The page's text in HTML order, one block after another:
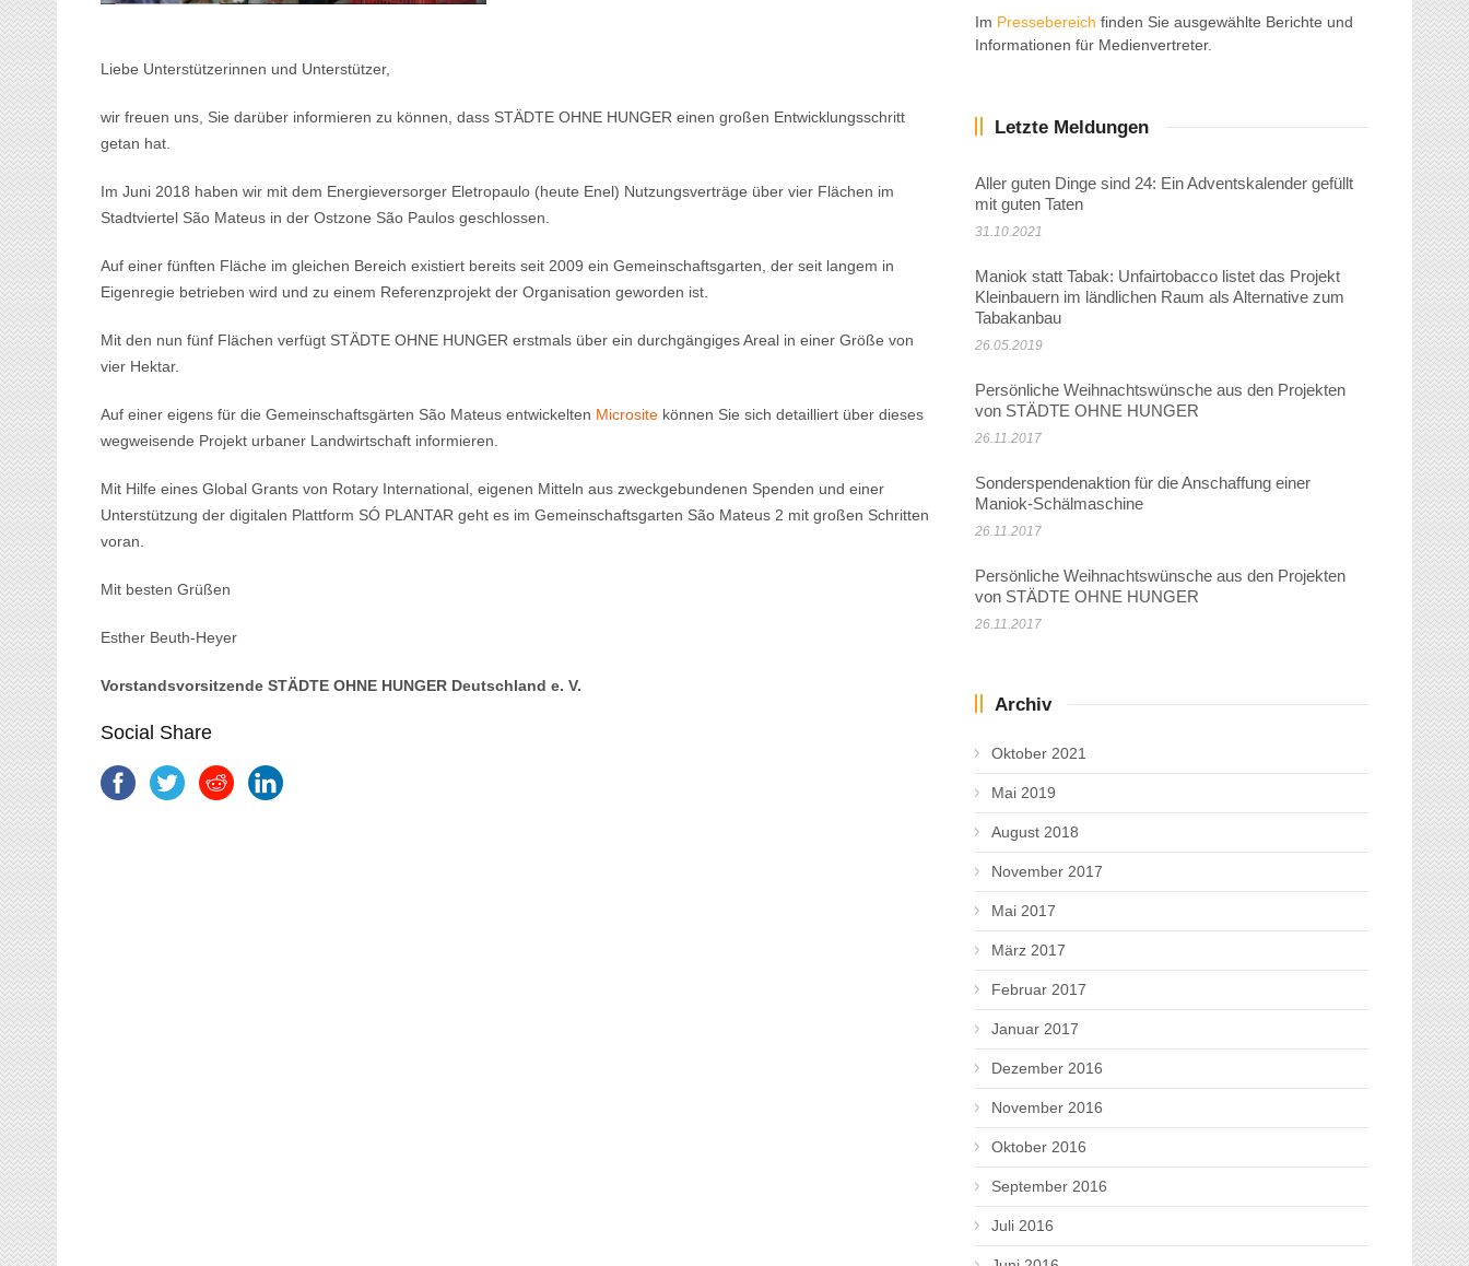
Liebe Unterstützerinnen und Unterstützer,
wir freuen uns, Sie darüber informieren zu können, dass STÄDTE OHNE HUNGER einen großen Entwicklungsschritt
getan hat.
Im Juni 2018 haben wir mit dem Energieversorger Eletropaulo (heute Enel) Nutzungsverträge über vier Flächen im
Stadtviertel São Mateus in der Ostzone São Paulos geschlossen.
Auf einer fünften Fläche im gleichen Bereich existiert bereits seit 2009 ein Gemeinschaftsgarten, der seit langem in
Eigenregie betrieben wird und zu einem Referenzprojekt der Organisation geworden ist.
Mit den nun fünf Flächen verfügt STÄDTE OHNE HUNGER erstmals über ein durchgängiges Areal in einer Größe von
vier Hektar.
Auf einer eigens für die Gemeinschaftsgärten São Mateus entwickelten Microsite können Sie sich detailliert über dieses
wegweisende Projekt urbaner Landwirtschaft informieren.
Mit Hilfe eines Global Grants von Rotary International, eigenen Mitteln aus zweckgebundenen Spenden und einer
Unterstützung der digitalen Plattform SÓ PLANTAR geht es im Gemeinschaftsgarten São Mateus 2 mit großen Schritten
voran.
Mit besten Grüßen
Esther Beuth-Heyer
Vorstandsvorsitzende STÄDTE OHNE HUNGER Deutschland e. V.
Social Share
Im Pressebereich finden Sie ausgewählte Berichte und
Informationen für Medienvertreter.
Letzte Meldungen
Aller guten Dinge sind 24: Ein Adventskalender gefüllt
mit guten Taten
31.10.2021
Maniok statt Tabak: Unfairtobacco listet das Projekt
Kleinbauern im ländlichen Raum als Alternative zum
Tabakanbau
26.05.2019
Persönliche Weihnachtswünsche aus den Projekten
von STÄDTE OHNE HUNGER
26.11.2017
Sonderspendenaktion für die Anschaffung einer
Maniok-Schälmaschine
26.11.2017
Persönliche Weihnachtswünsche aus den Projekten
von STÄDTE OHNE HUNGER
26.11.2017
Archiv
Oktober 2021
Mai 2019
August 2018
November 2017
Mai 2017
März 2017
Februar 2017
Januar 2017
Dezember 2016
November 2016
Oktober 2016
September 2016
Juli 2016